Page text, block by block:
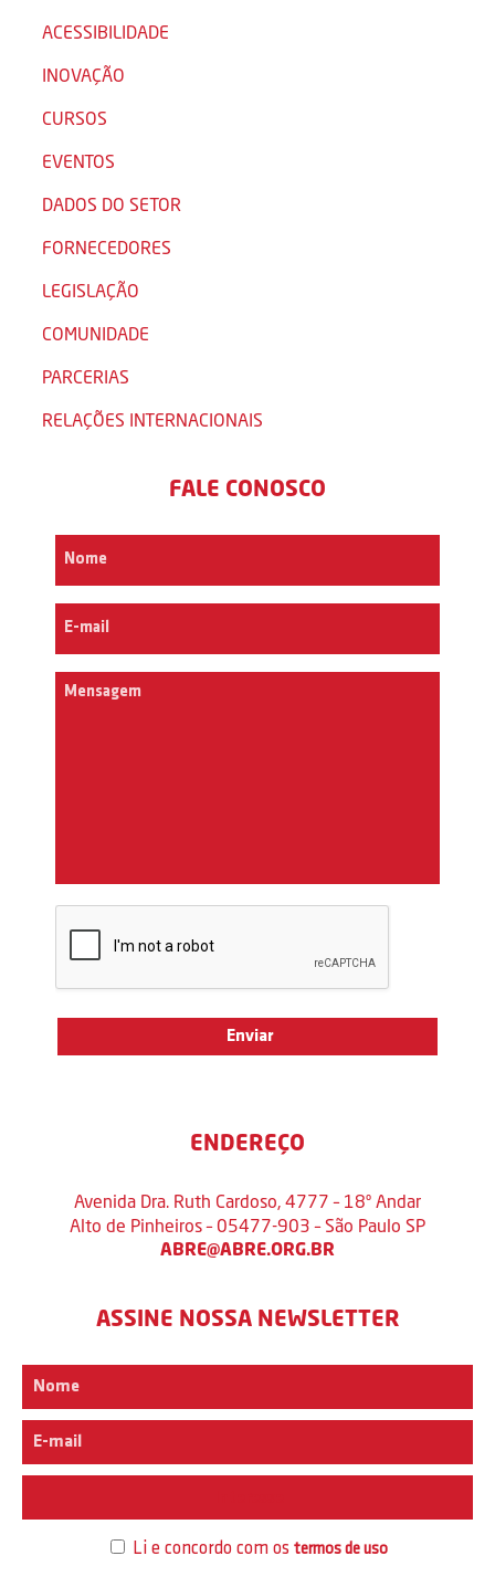
ACESSIBILIDADE
INOVAÇÃO
CURSOS
EVENTOS
DADOS DO SETOR
FORNECEDORES
LEGISLAÇÃO
COMUNIDADE
PARCERIAS
RELAÇÕES INTERNACIONAIS
FALE CONOSCO
ENDEREÇO
Avenida Dra. Ruth Cardoso, 4777 – 18º Andar
Alto de Pinheiros – 05477-903 – São Paulo SP
ABRE@ABRE.ORG.BR
ASSINE NOSSA NEWSLETTER
Li e concordo com os termos de uso